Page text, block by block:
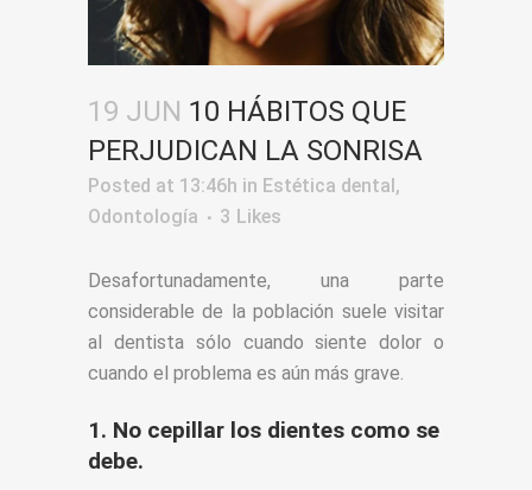
19 JUN 10 HÁBITOS QUE
PERJUDICAN LA SONRISA
Posted at 13:46h in Estética dental,
Odontología
3 Likes
Desafortunadamente, una parte
considerable de la población suele visitar
al dentista sólo cuando siente dolor o
cuando el problema es aún más grave.
1. No cepillar los dientes como se
debe.